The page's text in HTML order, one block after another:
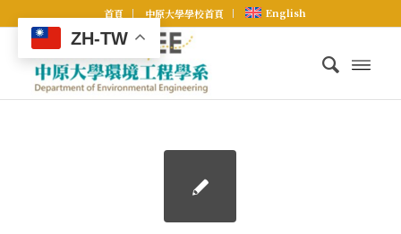
首頁 中原大學學校首頁 English
ZH-TW